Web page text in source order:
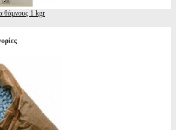
θάμνους 1 kgr